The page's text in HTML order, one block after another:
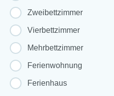
Zweibettzimmer
Vierbettzimmer
Mehrbettzimmer
Ferienwohnung
Ferienhaus